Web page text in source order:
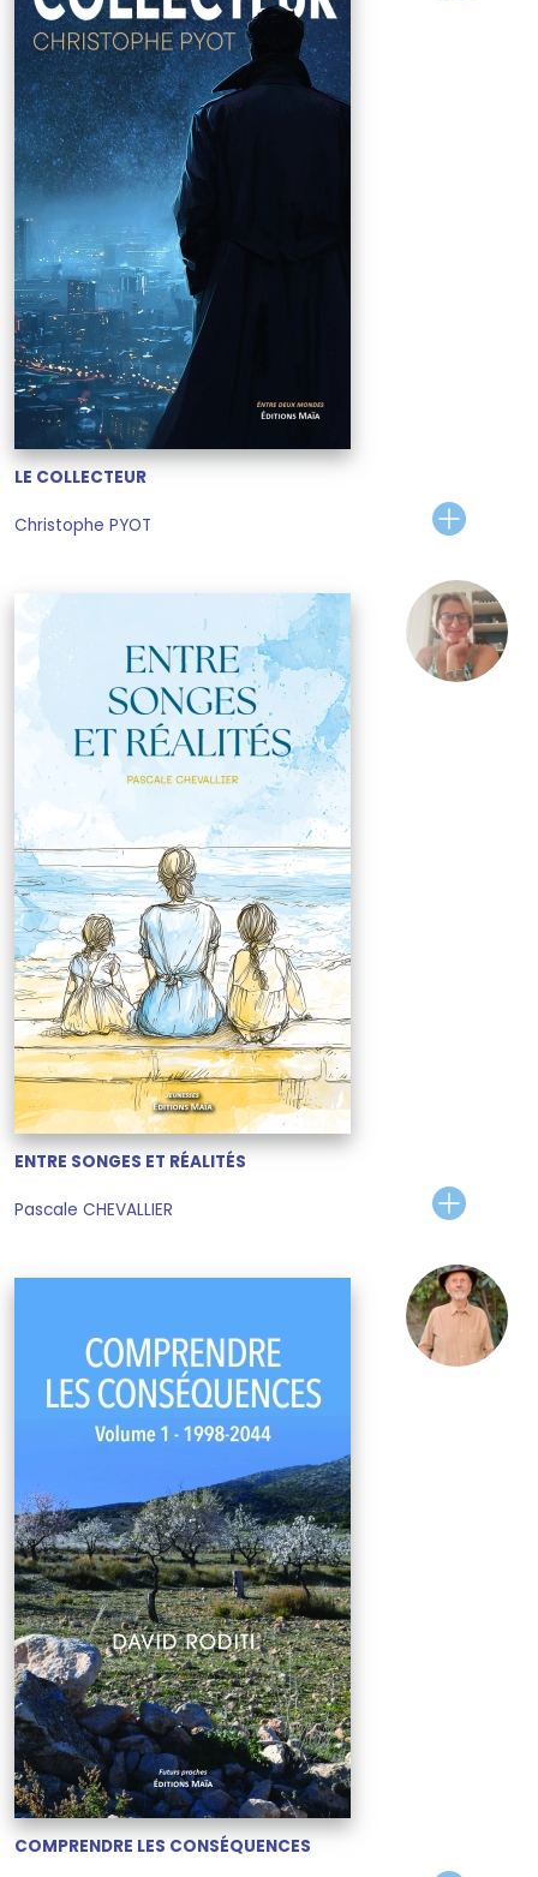
LE COLLECTEUR
Christophe PYOT
ENTRE SONGES ET RÉALITÉS
Pascale CHEVALLIER
COMPRENDRE LES CONSÉQUENCES